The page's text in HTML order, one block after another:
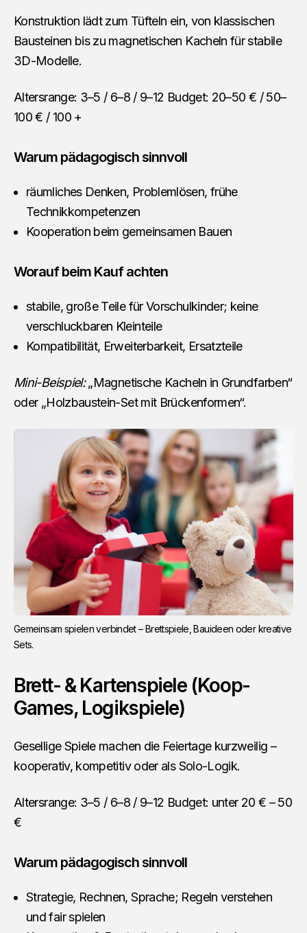
Konstruktion lädt zum Tüfteln ein, von klassischen
Bausteinen bis zu magnetischen Kacheln für stabile
3D-Modelle.
Altersrange: 3–5 / 6–8 / 9–12 Budget: 20–50 € / 50–
100 € / 100 +
Warum pädagogisch sinnvoll
räumliches Denken, Problemlösen, frühe
Technikkompetenzen
Kooperation beim gemeinsamen Bauen
Worauf beim Kauf achten
stabile, große Teile für Vorschulkinder; keine
verschluckbaren Kleinteile
Kompatibilität, Erweiterbarkeit, Ersatzteile
Mini-Beispiel:„Magnetische Kacheln in Grundfarben“
oder „Holzbaustein-Set mit Brückenformen“.
Gemeinsam spielen verbindet – Brettspiele, Bauideen oder kreative
Sets.
Brett- & Kartenspiele (Koop-
Games, Logikspiele)
Gesellige Spiele machen die Feiertage kurzweilig –
kooperativ, kompetitiv oder als Solo-Logik.
Altersrange: 3–5 / 6–8 / 9–12 Budget: unter 20 € – 50
€
Warum pädagogisch sinnvoll
Strategie, Rechnen, Sprache; Regeln verstehen
und fair spielen